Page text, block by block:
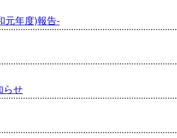
元年度)報告-
らせ